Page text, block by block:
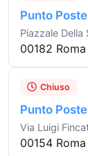
Punto
Piazzale Della
00182 Roma
Chiuso
Punto
Via Luigi
00154 Roma